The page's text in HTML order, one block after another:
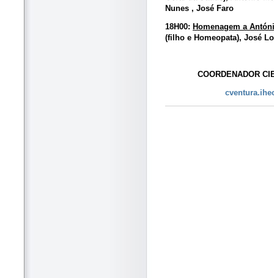
Nunes , José Faro
18H00: Homenagem a
(filho e Homeopata), José
COORDENADOR